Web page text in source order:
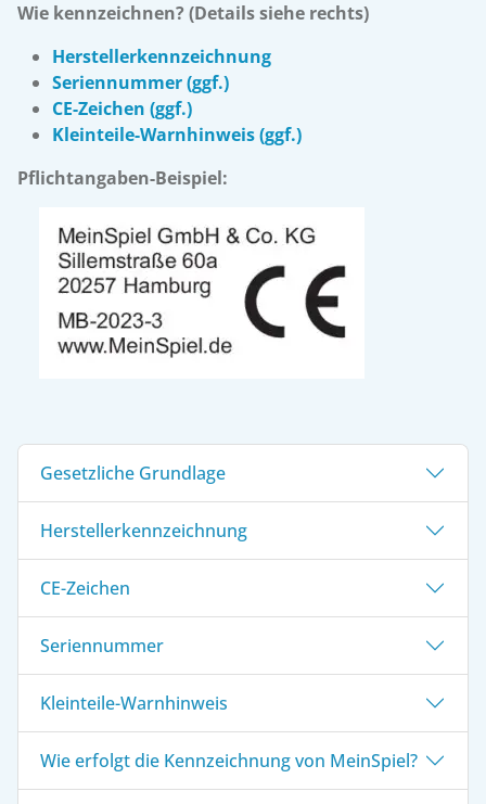
Wie kennzeichnen? (Details siehe rechts)
Herstellerkennzeichnung
Seriennummer (ggf.)
CE-Zeichen (ggf.)
Kleinteile-Warnhinweis (ggf.)
Pflichtangaben-Beispiel:
Gesetzliche Grundlage
Herstellerkennzeichnung
CE-Zeichen
Seriennummer
Kleinteile-Warnhinweis
Wie erfolgt die Kennzeichnung von MeinSpiel?